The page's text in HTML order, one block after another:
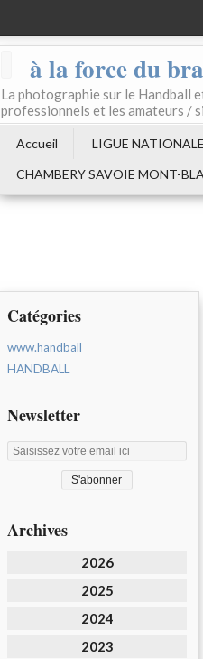
à la force du
La photographie sur le Handball
professionnels et les amateurs /
Accueil LIGUE
CHAMBERY SAVOIE MONT-
Catégories
www.handball
HANDBALL
Newsletter
Archives
2026
2025
2024
2023